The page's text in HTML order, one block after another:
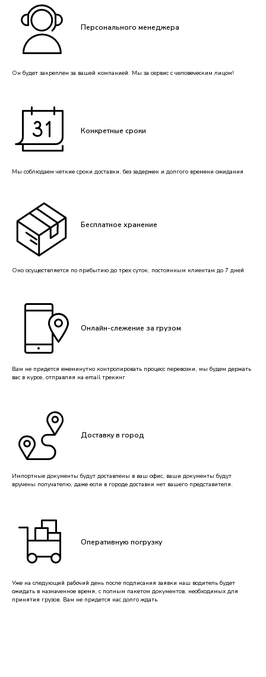
Персонального менеджера
Он будет закреплен за вашей компанией. Мы за сервис с человеческим лицом!
Конкретные сроки
Мы соблюдаем четкие сроки доставки, без задержек и долгого времени ожидания
Бесплатное хранение
Оно осуществляется по прибытию до трех суток, постоянным клиентам до 7 дней
Онлайн-слежение за грузом
Вам не придется ежеминутно контролировать процесс перевозки, мы будем держать
вас в курсе, отправляя на email трекинг
Доставку в город
Импортные документы будут доставлены в ваш офис, ваши документы будут
вручены получателю, даже если в городе доставки нет вашего представителя.
Оперативную погрузку
Уже на следующий рабочий день после подписания заявки наш водитель будет
ожидать в назначенное время, с полным пакетом документов, необходимых для
принятия грузов. Вам не придется нас долго ждать